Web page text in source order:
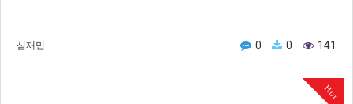
심재민 0 0 141
Hot